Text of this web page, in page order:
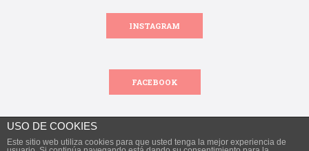
INSTAGRAM
FACEBOOK
USO DE COOKIES
Este sitio web utiliza cookies para que usted tenga la mejor experiencia de